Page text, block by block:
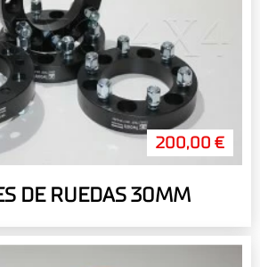
200,00 €
DE RUEDAS 30MM